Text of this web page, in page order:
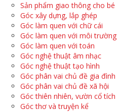
Sản phẩm giao thông cho bé
Góc xây dựng, lắp ghép
Góc làm quen với chữ cái
Góc làm quen với môi trường
Góc làm quen với toán
Góc nghệ thuật âm nhạc
Góc nghệ thuật tạo hình
Góc phân vai chủ đề gia đình
Góc phân vai chủ đề xã hội
Góc thiên nhiên, vườn cổ tích
Góc thơ và truyện kể